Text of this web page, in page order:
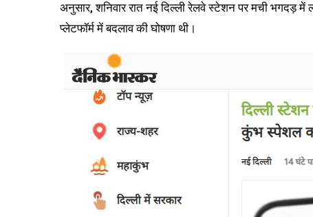
अनुसार, शनिवार रात नई दिल्ली रेलवे स्टेशन पर मची भगदड़
प्लेटफॉर्म में बदलाव की घोषणा थी।